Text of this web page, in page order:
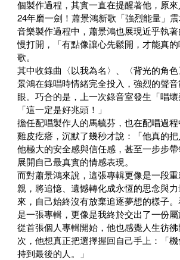
個製作過程，其實一直在提醒著他，原
24年磨一劍！蕭景鴻新歌「強烈能量」
音樂製作過程中，蕭景鴻也展現近乎執
慢打開，「有點像讓心先鬆開，才能真
歌。
其中收錄曲〈以我為名〉、〈背光的角
景鴻在錄唱時情緒完全投入，強烈的聲
眼。巧合的是，上一次錄音室發生「唱
「這一定是好兆頭！」
擔任配唱製作人的馬毓芬，也在配唱過
雞皮疙瘩，沉默了幾秒才說：「他真的
他極大的安全感與信任感，甚至一步步
展開自己最真實的情感表現。
而對蕭景鴻來說，這張專輯更像是一段
親，將追憶、遺憾轉化成永恆的思念與
來，自己始終沒有放棄追逐夢想的樣子
是一張專輯，更像是我終於交出了一份
從首張個人專輯開始，他也感覺人生彷
次，他想真正把選擇握回自己手上：「
持到最後的人。」